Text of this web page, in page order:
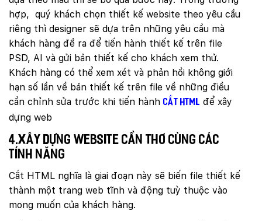
hợp, quý khách chọn thiết kế website theo yêu cầu
riêng thì designer sẽ dựa trên những yêu cầu mà
khách hàng đề ra để tiến hành thiết kế trên file
PSD, AI và gửi bản thiết kế cho khách xem thử.
Khách hàng có thể xem xét và phản hồi không giới
hạn số lần về bản thiết kế trên file về những điều
cần chỉnh sửa trước khi tiến hành cắt HTML để xây
dựng web
4.Xây dựng website Cần Thơ cùng các
tính năng
Cắt HTML nghĩa là giai đoạn này sẽ biến file thiết kế
thành một trang web tĩnh và động tuỳ thuộc vào
mong muốn của khách hàng.
Mobile:
Tài khoản đã được Mona Mediacung cấp cho quý
khách qua hệ thống SMS tự động. Nếu cần hỗ trợ thêm
xin vui lòng gọi1900 636 648